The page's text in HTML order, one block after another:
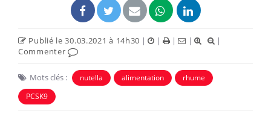
Publié le 30.03.2021 à 14h30 | | | |
|
Commenter
Mots clés : nutella alimentation
rhume
PCSK9